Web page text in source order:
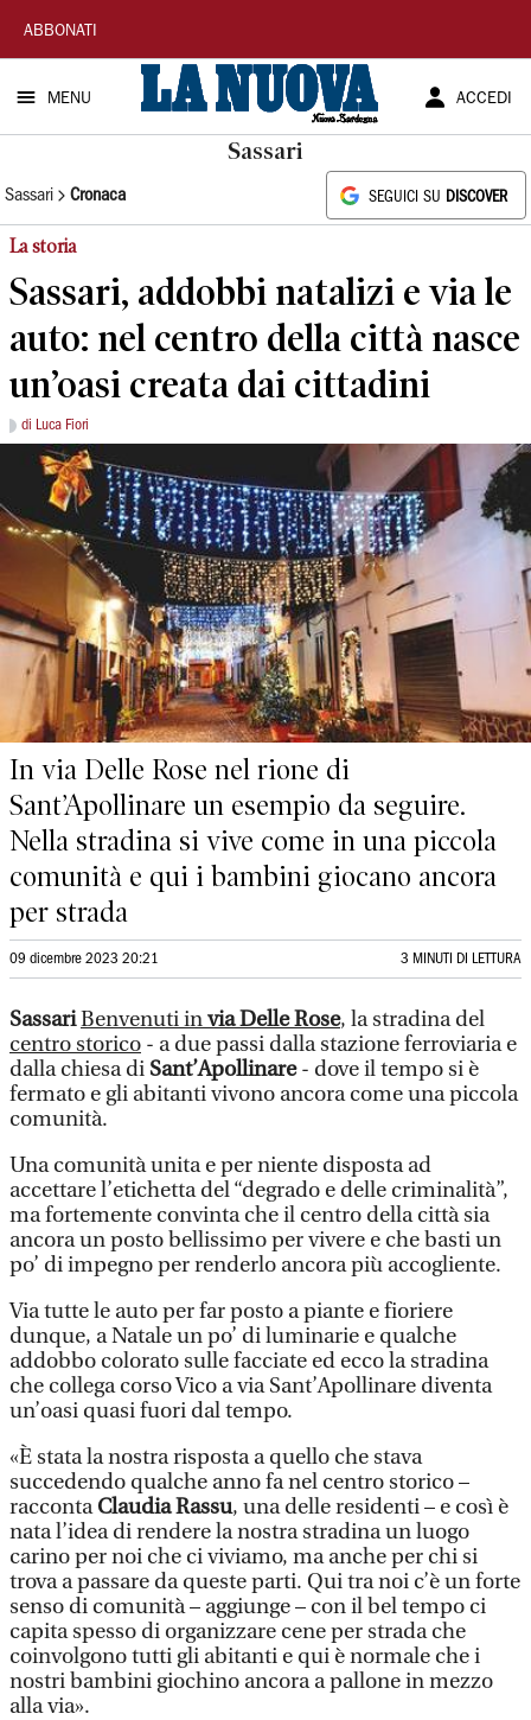
La
Nuova
Sardegna
ABBONATI
MENU ACCEDI
Sassari
Sassari Cronaca SEGUICI SU DISCOVER
La storia
Sassari, addobbi natalizi e via le
auto: nel centro della città nasce
un’oasi creata dai cittadini
di Luca Fiori
In via Delle Rose nel rione di
Sant’Apollinare un esempio da seguire.
Nella stradina si vive come in una piccola
comunità e qui i bambini giocano ancora
per strada
09 dicembre 2023 20:21 3 MINUTI DI LETTURA
SassariBenvenuti invia Delle Rose, la stradina del
centro storico - a due passi dalla stazione ferroviaria e
dalla chiesa di Sant’Apollinare- dove il tempo si è
fermato e gli abitanti vivono ancora come una piccola
comunità.
Una comunità unita e per niente disposta ad
accettare l’etichetta del “degrado e delle criminalità”,
ma fortemente convinta che il centro della città sia
ancora un posto bellissimo per vivere e che basti un
po’ di impegno per renderlo ancora più accogliente.
Via tutte le auto per far posto a piante e fioriere
dunque, a Natale un po’ di luminarie e qualche
addobbo colorato sulle facciate ed ecco la stradina
che collega corso Vico a via Sant’Apollinare diventa
un’oasi quasi fuori dal tempo.
«È stata la nostra risposta a quello che stava
succedendo qualche anno fa nel centro storico –
raccontaClaudia Rassu, una delle residenti – e così è
nata l’idea di rendere la nostra stradina un luogo
carino per noi che ci viviamo, ma anche per chi si
trova a passare da queste parti. Qui tra noi c’è un forte
senso di comunità – aggiunge – con il bel tempo ci
capita spesso di organizzare cene per strada che
coinvolgono tutti gli abitanti e qui è normale che i
nostri bambini giochino ancora a pallone in mezzo
alla via».